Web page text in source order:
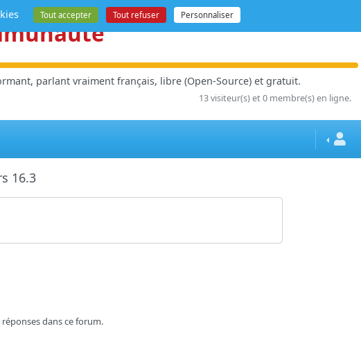
parlant vraiment français, libre (Open-Source) et gratuit.
13 visiteur(s) et 0 membre(s) en ligne.
16.3
dans ce forum.
Tout accepter Tout refuser Personnaliser